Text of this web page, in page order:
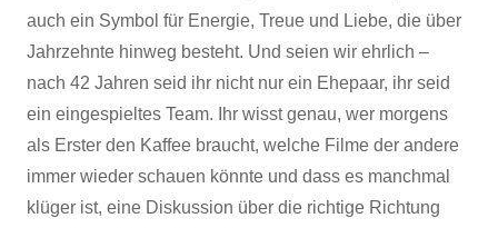
auch ein Symbol für Energie, Treue und Liebe, die über
Jahrzehnte hinweg besteht. Und seien wir ehrlich –
nach 42 Jahren seid ihr nicht nur ein Ehepaar, ihr seid
ein eingespieltes Team. Ihr wisst genau, wer morgens
als Erster den Kaffee braucht, welche Filme der andere
immer wieder schauen könnte und dass es manchmal
klüger ist, eine Diskussion über die richtige Richtung